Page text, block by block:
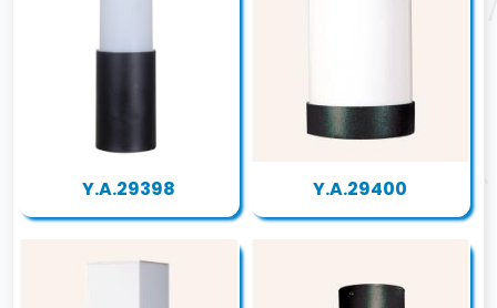
Y.A.29398 Y.A.29400